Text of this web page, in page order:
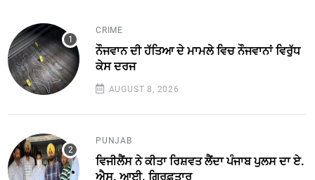
CRIME
ਨੌਜਵਾਨ ਦੀ ਹੱਤਿਆ ਦੇ ਮਾਮਲੇ ਵਿਚ ਨੌਜਵਾਨਾਂ ਵਿਰੁੱਧ
ਕੇਸ ਦਰਜ
AUGUST 8, 2026
PUNJAB
ਵਿਜੀਲੈਂਸ ਨੇ ਕੀਤਾ ਰਿਸ਼ਵਤ ਲੈਂਦਾ ਪੰਜਾਬ ਪੁਲਸ ਦਾ ਏ.
ਐਸ. ਆਈ. ਗ੍ਰਿਫ਼ਤਾਰ